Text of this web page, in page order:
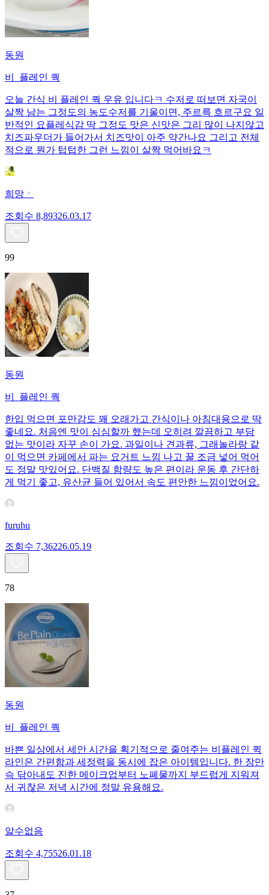
동원
비_플레인 쿽
오늘 간식 비 플레인 쿽 우유 입니다ㅋ 수저로 떠보면 자국이
살짝 남는 그정도의 농도수저를 기울이면, 주르륵 흐르구요 일
반적인 요플레식감 딱 그정도 맛은 신맛은 그리 많이 나지않고
치즈파우더가 들어가서 치즈맛이 아주 약간나요 그리고 전체
적으로 뭔가 텁텁한 그런 느낌이 살짝 먹어바요ㅋ
희망ㆍ
조회수 8,89326.03.17
99
동원
비_플레인 쿽
한입 먹으면 포만감도 꽤 오래가고 간식이나 아침대용으로 딱
좋네요. 처음엔 맛이 심심할까 했는데 오히려 깔끔하고 부담
없는 맛이라 자꾸 손이 가요. 과일이나 견과류, 그래놀라랑 같
이 먹으면 카페에서 파는 요거트 느낌 나고 꿀 조금 넣어 먹어
도 정말 맛있어요. 단백질 함량도 높은 편이라 운동 후 간단하
게 먹기 좋고, 유산균 들어 있어서 속도 편안한 느낌이었어요.
furuhu
조회수 7,36226.05.19
78
동원
비_플레인 쿽
바쁜 일상에서 세안 시간을 획기적으로 줄여주는 비플레인 퀵
라인은 간편함과 세정력을 동시에 잡은 아이템입니다. 한 장만
슥 닦아내도 진한 메이크업부터 노폐물까지 부드럽게 지워져
서 귀찮은 저녁 시간에 정말 유용해요.
알수없음
조회수 4,75526.01.18